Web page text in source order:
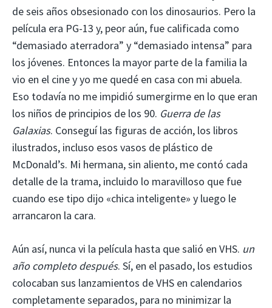
de seis años obsesionado con los dinosaurios. Pero la
película era PG-13 y, peor aún, fue calificada como
“demasiado aterradora” y “demasiado intensa” para
los jóvenes. Entonces la mayor parte de la familia la
vio en el cine y yo me quedé en casa con mi abuela.
Eso todavía no me impidió sumergirme en lo que eran
los niños de principios de los 90. Guerra de las
Galaxias. Conseguí las figuras de acción, los libros
ilustrados, incluso esos vasos de plástico de
McDonald’s. Mi hermana, sin aliento, me contó cada
detalle de la trama, incluido lo maravilloso que fue
cuando ese tipo dijo «chica inteligente» y luego le
arrancaron la cara.
Aún así, nunca vi la película hasta que salió en VHS. un
año completo después. Sí, en el pasado, los estudios
colocaban sus lanzamientos de VHS en calendarios
completamente separados, para no minimizar la